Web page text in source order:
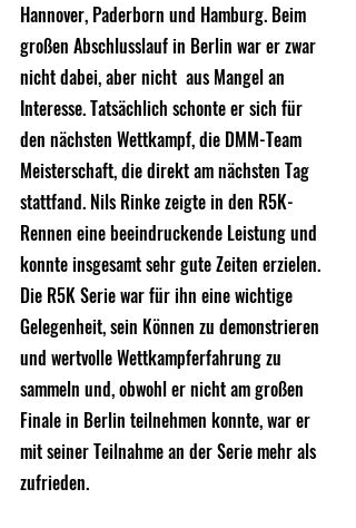
Hannover, Paderborn und Hamburg. Beim
großen Abschlusslauf in Berlin war er zwar
nicht dabei, aber nicht  aus Mangel an
Interesse. Tatsächlich schonte er sich für
den nächsten Wettkampf, die DMM-Team
Meisterschaft, die direkt am nächsten Tag
stattfand. Nils Rinke zeigte in den R5K-
Rennen eine beeindruckende Leistung und
konnte insgesamt sehr gute Zeiten erzielen.
Die R5K Serie war für ihn eine wichtige
Gelegenheit, sein Können zu demonstrieren
und wertvolle Wettkampferfahrung zu
sammeln und, obwohl er nicht am großen
Finale in Berlin teilnehmen konnte, war er
mit seiner Teilnahme an der Serie mehr als
zufrieden.